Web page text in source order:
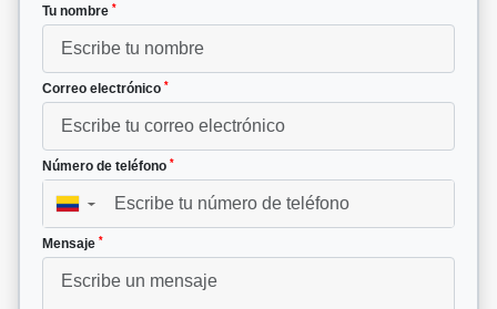
Tu nombre *
Correo electrónico *
Número de teléfono *
▼
Mensaje *